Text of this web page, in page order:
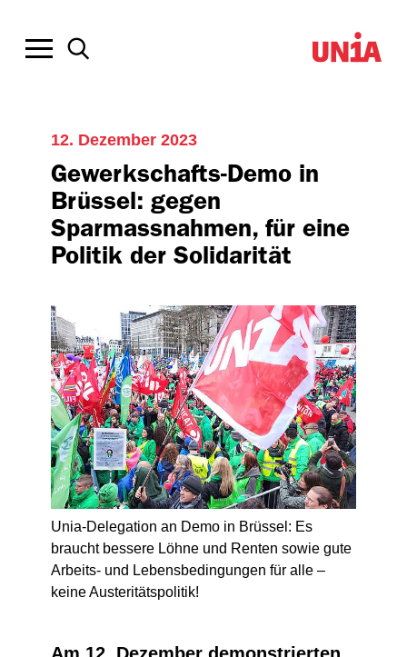
12. Dezember 2023
Gewerkschafts-Demo in
Brüssel: gegen
Sparmassnahmen, für eine
Politik der Solidarität
Unia-Delegation an Demo in Brüssel: Es
braucht bessere Löhne und Renten sowie gute
Arbeits- und Lebensbedingungen für alle –
keine Austeritätspolitik!